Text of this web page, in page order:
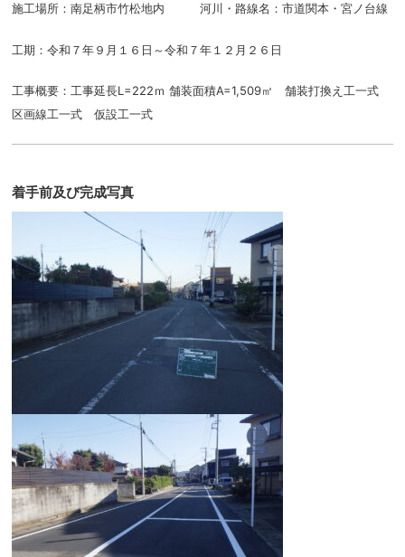
施工場所：南足柄市竹松地内 河川・路線名：市道関本・宮ノ台線
工期：令和７年９月１６日～令和７年１２月２６日
工事概要：工事延長L=222ｍ 舗装面積A=1,509㎡ 舗装打換え工一式
区画線工一式 仮設工一式
着手前及び完成写真